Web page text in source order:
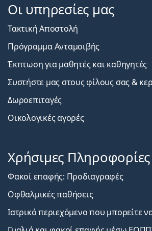
Οι υπηρεσίες μας
Τακτική Αποστολή
Πρόγραμμα Ανταμοιβής
Έκπτωση για μαθητές και καθηγητές
Συστήστε μας στους φίλους σας &
Δωροεπιταγές
Οικολογικές αγορές
Χρήσιμες Πληροφορίες
Φακοί επαφής: Προδιαγραφές
Οφθαλμικές παθήσεις
Ιατρικό περιεχόμενο που μπορείτε